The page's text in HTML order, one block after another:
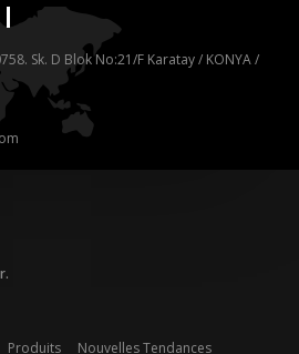
Sk. D Blok No:21/F Karatay / KONYA /
Produits Nouvelles Tendances